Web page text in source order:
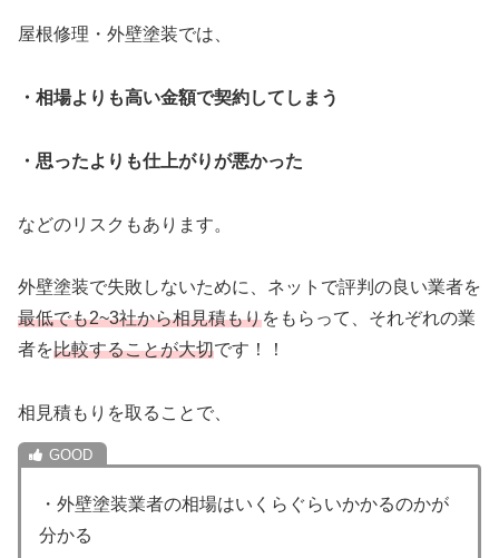
屋根修理・外壁塗装では、
・相場よりも高い金額で契約してしまう
・思ったよりも仕上がりが悪かった
などのリスクもあります。
外壁塗装で失敗しないために、ネットで評判の良い業者を
最低でも2~3社から相見積もりをもらって、それぞれの業
者を比較することが大切です！！
相見積もりを取ることで、
・外壁塗装業者の相場はいくらぐらいかかるのかが
分かる